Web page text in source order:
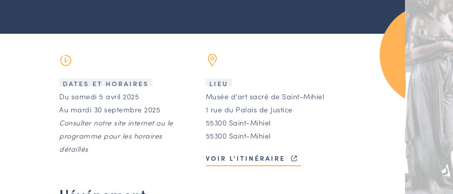
DATES ET HORAIRES
Du samedi 5 avril 2025
Au mardi 30 septembre 2025
Consulter notre site internet ou le
programme pour les horaires
détaillés
LIEU
Musée d'art sacré de Saint-Mihiel
1 rue du Palais de Justice
55300 Saint-Mihiel
55300 Saint-Mihiel
VOIR L'ITINÉRAIRE